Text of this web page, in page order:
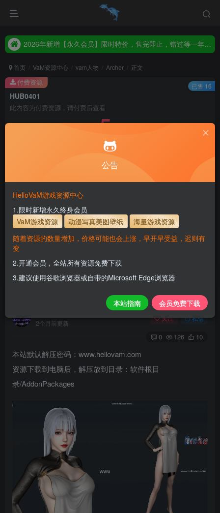
2026年新增【永久会员】限时特价，售完即止，错过等一年！！！
2026年新增【永久会员】限时特价，售完即止，错过等一年！！！
首页 VaM资源中心 vam人物 Archer 正文
HUB0401
此内容为付费资源，请付费后查看
5
立即购买
主流网盘——高速下载
支付页面打不开或支付后不跳转请联系QQ：3317425885
使用方法
解压后，放进文件夹AddonPackages即可，更多请看本
付费资源 已售 16
2个月前更新
关注 私信
0 126 10
本站默认解压密码：www.hellovam.com
资源下载到电脑后，解压放到目录：软件根目
录/AddonPackages
公告
HelloVaM游戏资源中心
1.限时新增永久终身会员
VaM游戏资源
动漫写真美图壁纸
海量游戏资源
随着资源的数量增加，价格可能也会上涨，早开早受益，迟则有
变
2.开通会员，全站所有资源免费下载
3.建议使用谷歌浏览器或自带的Microsoft Edge浏览器
本站指南 会员免费下载